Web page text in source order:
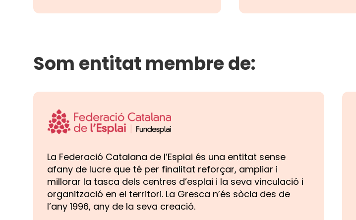
Som entitat membre de:
La Federació Catalana de l’Esplai és una entitat sense
afany de lucre que té per finalitat reforçar, ampliar i
millorar la tasca dels centres d’esplai i la seva vinculació i
organització en el territori. La Gresca n’és sòcia des de
l’any 1996, any de la seva creació.